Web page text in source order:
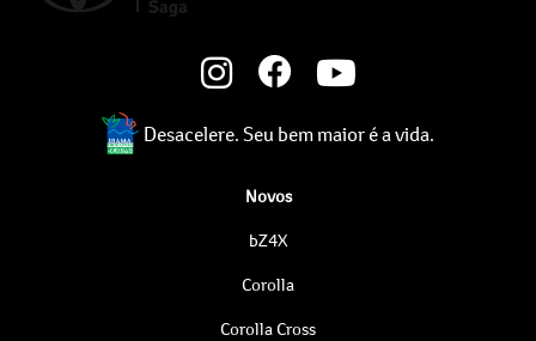
Desacelere. Seu bem maior é a vida.
Novos
bZ4X
Corolla
Corolla Cross